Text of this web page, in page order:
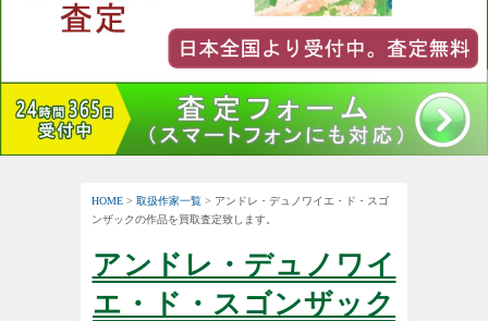
HOME > 取扱作家一覧 > アンドレ・デュノワイエ・ド・スゴ
ンザックの作品を買取査定致します。
アンドレ・デュノワイ
エ・ド・スゴンザック